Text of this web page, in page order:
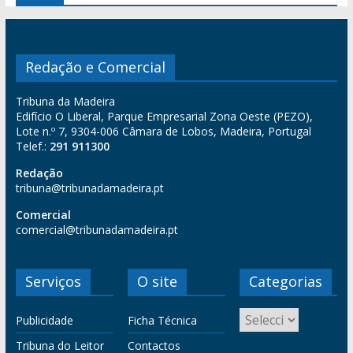
Redação e Comercial
Tribuna da Madeira
Edifício O Liberal, Parque Empresarial Zona Oeste (PEZO),
Lote n.º 7, 9304-006 Câmara de Lobos, Madeira, Portugal
Telef.: 291 911300
Redação
tribuna@tribunadamadeira.pt
Comercial
comercial@tribunadamadeira.pt
Serviços
Publicidade
Tribuna do Leitor
O site
Ficha Técnica
Contactos
Categorias